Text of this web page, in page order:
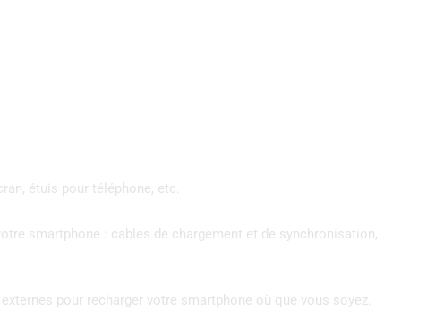
étuis pour téléphone, etc.
smartphone : cables de chargement et de synchronisation,
pour recharger votre smartphone où que vous soyez.